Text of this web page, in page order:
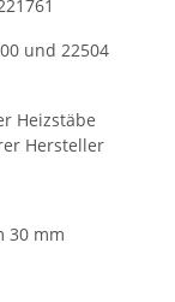
und 22504
Heizstäbe
Hersteller
30 mm